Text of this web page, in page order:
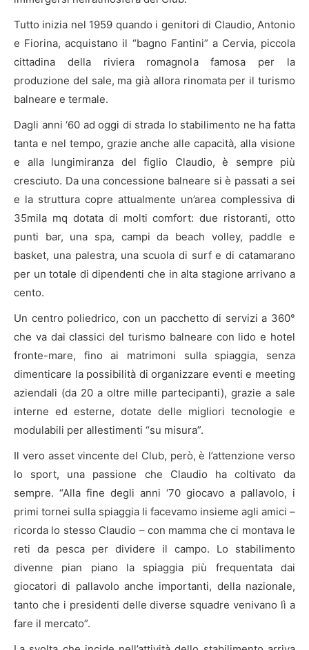
Tutto inizia nel 1959 quando i genitori di Claudio, Antonio
e Fiorina, acquistano il “bagno Fantini” a Cervia, piccola
cittadina della riviera romagnola famosa per la
produzione del sale, ma già allora rinomata per il turismo
balneare e termale.
Dagli anni ‘60 ad oggi di strada lo stabilimento ne ha fatta
tanta e nel tempo, grazie anche alle capacità, alla visione
e alla lungimiranza del figlio Claudio, è sempre più
cresciuto. Da una concessione balneare si è passati a sei
e la struttura copre attualmente un’area complessiva di
35mila mq dotata di molti comfort: due ristoranti, otto
punti bar, una spa, campi da beach volley, paddle e
basket, una palestra, una scuola di surf e di catamarano
per un totale di dipendenti che in alta stagione arrivano a
cento.
Un centro poliedrico, con un pacchetto di servizi a 360°
che va dai classici del turismo balneare con lido e hotel
fronte-mare, fino ai matrimoni sulla spiaggia, senza
dimenticare la possibilità di organizzare eventi e meeting
aziendali (da 20 a oltre mille partecipanti), grazie a sale
interne ed esterne, dotate delle migliori tecnologie e
modulabili per allestimenti “su misura”.
Il vero asset vincente del Club, però, è l’attenzione verso
lo sport, una passione che Claudio ha coltivato da
sempre. “Alla fine degli anni ‘70 giocavo a pallavolo, i
primi tornei sulla spiaggia li facevamo insieme agli amici –
ricorda lo stesso Claudio – con mamma che ci montava le
reti da pesca per dividere il campo. Lo stabilimento
divenne pian piano la spiaggia più frequentata dai
giocatori di pallavolo anche importanti, della nazionale,
tanto che i presidenti delle diverse squadre venivano lì a
fare il mercato”.